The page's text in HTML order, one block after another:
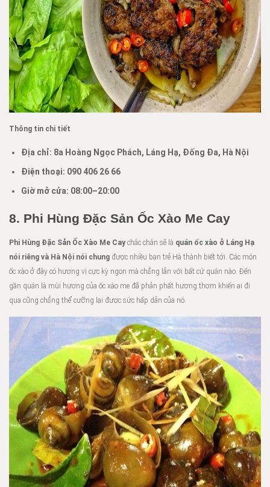
Thông tin chi tiết
Địa chỉ: 8a Hoàng Ngọc Phách, Láng Hạ, Đống Đa, Hà Nội
Điện thoại: 090 406 26 66
Giờ mở cửa: 08:00–20:00
8. Phi Hùng Đặc Sản Ốc Xào Me Cay
Phi Hùng Đặc Sản Ốc Xào Me Cay chắc chắn sẽ là quán ốc xào ở Láng Hạ
nói riêng và Hà Nội nói chung được nhiều bạn trẻ Hà thành biết tới. Các món
ốc xào ở đây có hương vị cực kỳ ngon mà chẳng lẫn với bất cứ quán nào. Đến
gần quán là mùi hương của ốc xào me đã phản phất hương thơm khiến ai đi
qua cũng chẳng thể cưỡng lại được sức hấp dẫn của nó.